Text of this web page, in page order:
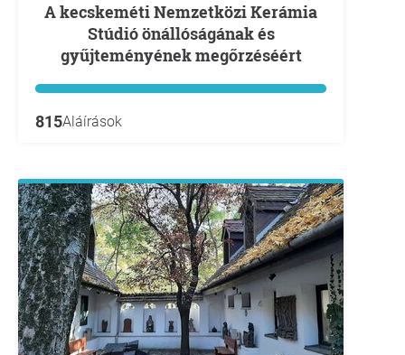
A kecskeméti Nemzetközi Kerámia
Stúdió önállóságának és
gyűjteményének megőrzéséért
815Aláírások